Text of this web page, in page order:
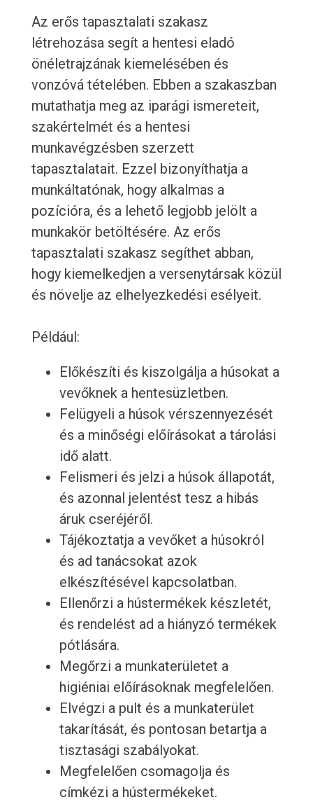
Az erős tapasztalati szakasz
létrehozása segít a hentesi eladó
önéletrajzának kiemelésében és
vonzóvá tételében. Ebben a szakaszban
mutathatja meg az iparági ismereteit,
szakértelmét és a hentesi
munkavégzésben szerzett
tapasztalatait. Ezzel bizonyíthatja a
munkáltatónak, hogy alkalmas a
pozícióra, és a lehető legjobb jelölt a
munkakör betöltésére. Az erős
tapasztalati szakasz segíthet abban,
hogy kiemelkedjen a versenytársak közül
és növelje az elhelyezkedési esélyeit.
Például:
Előkészíti és kiszolgálja a húsokat a
vevőknek a hentesüzletben.
Felügyeli a húsok vérszennyezését
és a minőségi előírásokat a tárolási
idő alatt.
Felismeri és jelzi a húsok állapotát,
és azonnal jelentést tesz a hibás
áruk cseréjéről.
Tájékoztatja a vevőket a húsokról
és ad tanácsokat azok
elkészítésével kapcsolatban.
Ellenőrzi a hústermékek készletét,
és rendelést ad a hiányzó termékek
pótlására.
Megőrzi a munkaterületet a
higiéniai előírásoknak megfelelően.
Elvégzi a pult és a munkaterület
takarítását, és pontosan betartja a
tisztasági szabályokat.
Megfelelően csomagolja és
címkézi a hústermékeket.